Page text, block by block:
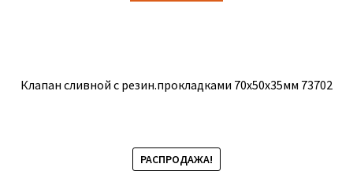
Клапан сливной с резин.прокладками 70х50х35мм 73702
РАСПРОДАЖА!